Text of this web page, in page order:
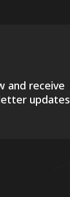
and receive
updates